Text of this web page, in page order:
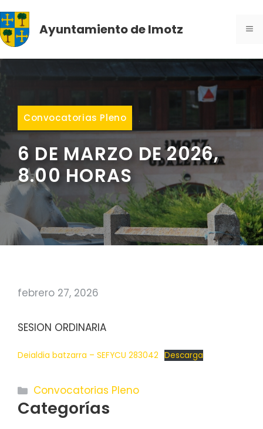
al
contenidoAyuntamiento de Imotz
Convocatorias Pleno
6 DE MARZO DE 2026,
8.00 HORAS
febrero 27, 2026
SESION ORDINARIA
Deialdia batzarra – SEFYCU 283042 Descarga
Categorías
Convocatorias Pleno
Categorías